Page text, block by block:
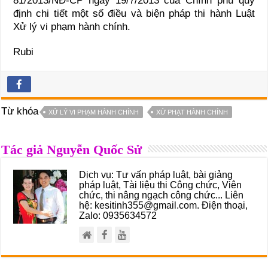
định chi tiết một số điều và biện pháp thi hành Luật
Xử lý vi phạm hành chính.
Rubi
Từ khóa XỬ LÝ VI PHẠM HÀNH CHÍNH XỬ PHẠT HÀNH CHÍNH
Tác giả Nguyễn Quốc Sử
Dịch vụ: Tư vấn pháp luật, bài giảng
pháp luật, Tài liệu thi Công chức, Viên
chức, thi nâng ngạch công chức... Liên
hệ: kesitinh355@gmail.com. Điện thoại,
Zalo: 0935634572